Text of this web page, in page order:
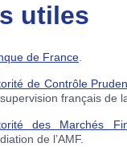
utiles
de France
de Contrôle
français de
des Marchés
de l’AMF.